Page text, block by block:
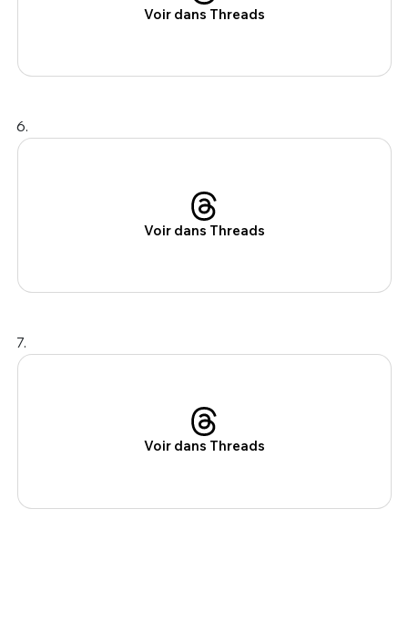
Voir dans Threads
6.
Voir dans Threads
7.
Voir dans Threads